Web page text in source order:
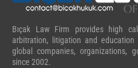
Bıçak Law Firm provides high
arbitration, litigation and
global companies, organizations,
since 2002.